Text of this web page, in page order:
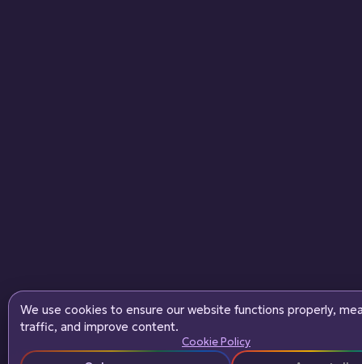
We use cookies to ensure our website functions properly,
traffic, and improve content.
Cookie Policy